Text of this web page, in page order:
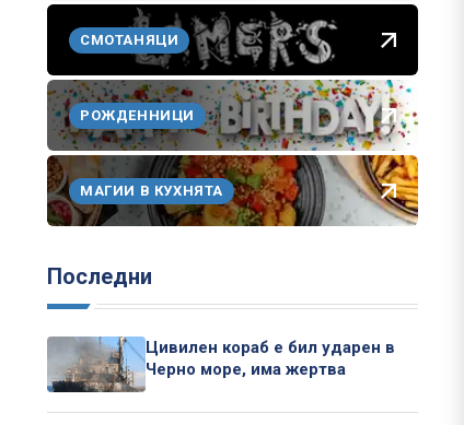
СМОТАНЯЦИ
РОЖДЕННИЦИ
МАГИИ В КУХНЯТА
Последни
Цивилен кораб е бил ударен в
Черно море, има жертва